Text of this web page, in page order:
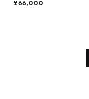
¥66,000